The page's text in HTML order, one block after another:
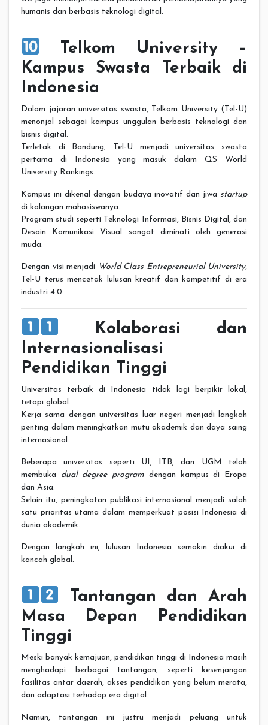
humanis dan berbasis teknologi digital.
Telkom University –
Kampus Swasta Terbaik di
Indonesia
Dalam jajaran universitas swasta, Telkom University (Tel-U)
menonjol sebagai kampus unggulan berbasis teknologi dan
bisnis digital.
Terletak di Bandung, Tel-U menjadi universitas swasta
pertama di Indonesia yang masuk dalam QS World
University Rankings.
Kampus ini dikenal dengan budaya inovatif dan jiwa startup
di kalangan mahasiswanya.
Program studi seperti Teknologi Informasi, Bisnis Digital, dan
Desain Komunikasi Visual sangat diminati oleh generasi
muda.
Dengan visi menjadi World Class Entrepreneurial University,
Tel-U terus mencetak lulusan kreatif dan kompetitif di era
industri 4.0.
Kolaborasi dan
Internasionalisasi
Pendidikan Tinggi
Universitas terbaik di Indonesia tidak lagi berpikir lokal,
tetapi global.
Kerja sama dengan universitas luar negeri menjadi langkah
penting dalam meningkatkan mutu akademik dan daya saing
internasional.
Beberapa universitas seperti UI, ITB, dan UGM telah
membuka dual degree program dengan kampus di Eropa
dan Asia.
Selain itu, peningkatan publikasi internasional menjadi salah
satu prioritas utama dalam memperkuat posisi Indonesia di
dunia akademik.
Dengan langkah ini, lulusan Indonesia semakin diakui di
kancah global.
Tantangan dan Arah
Masa Depan Pendidikan
Tinggi
Meski banyak kemajuan, pendidikan tinggi di Indonesia masih
menghadapi berbagai tantangan, seperti kesenjangan
fasilitas antar daerah, akses pendidikan yang belum merata,
dan adaptasi terhadap era digital.
Namun, tantangan ini justru menjadi peluang untuk